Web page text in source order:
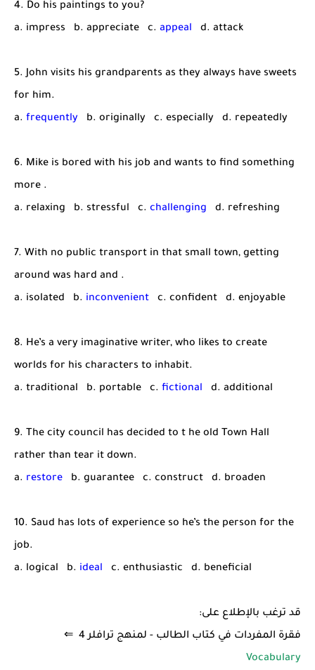
4. Do his paintings to you?
a. impress b. appreciate c. appeal d. attack
5. John visits his grandparents as they always have sweets
for him.
a. frequently b. originally c. especially d. repeatedly
6. Mike is bored with his job and wants to find something
more .
a. relaxing b. stressful c. challenging d. refreshing
7. With no public transport in that small town, getting
around was hard and .
a. isolated b. inconvenient c. confident d. enjoyable
8. He’s a very imaginative writer, who likes to create
worlds for his characters to inhabit.
a. traditional b. portable c. fictional d. additional
9. The city council has decided to t he old Town Hall
rather than tear it down.
a. restore b. guarantee c. construct d. broaden
10. Saud has lots of experience so he’s the person for the
job.
a. logical b. ideal c. enthusiastic d. beneficial
قد ترغب بالإطلاع على:
فقرة المفردات في كتاب الطالب - لمنهج ترافلر 4 ⇐
Vocabulary